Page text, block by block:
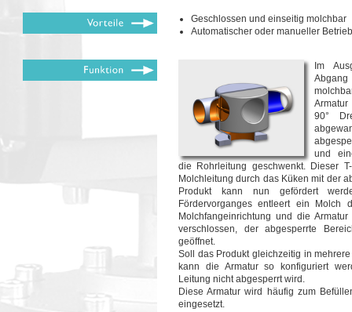
Geschlossen und einseitig molchbar
Automatischer oder manueller Betrieb
Im
Armatur
90°
und
die Rohrleitung geschwenkt. Dieser
Molchleitung durch das Küken mit der
Produkt kann nun gefördert
Fördervorganges entleert ein Molch
Molchfangeinrichtung und die
verschlossen, der abgesperrte
geöffnet.
Soll das Produkt gleichzeitig in
kann die Armatur so konfiguriert
Leitung nicht abgesperrt wird.
Diese Armatur wird häufig zum
eingesetzt.